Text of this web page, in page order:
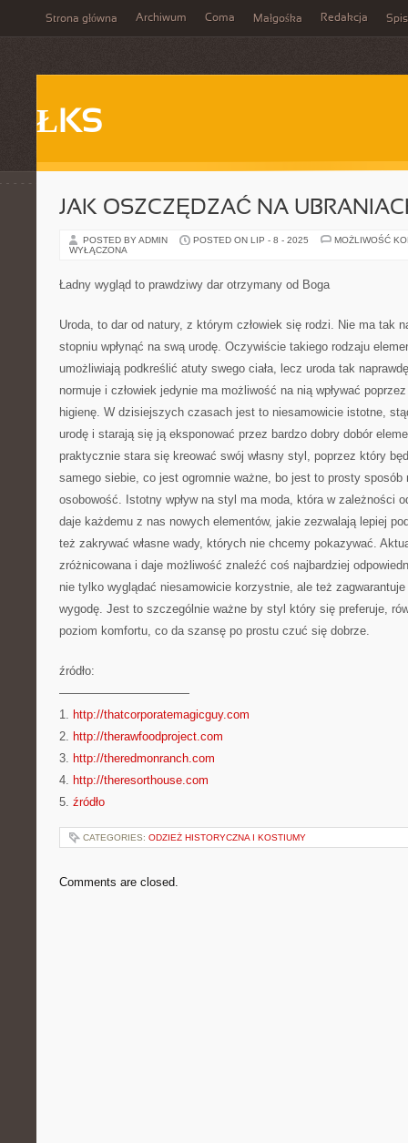
Strona główna Archiwum Coma Małgośka Redakcja
ŁKS
JAK OSZCZĘDZAĆ NA
POSTED BY ADMIN POSTED ON LIP - 8 - 2025
MOŻLIWOŚĆ
WYŁĄCZONA
Ładny wygląd to prawdziwy dar otrzymany od Boga
Uroda, to dar od natury, z którym człowiek się rodzi. Nie ma tak
stopniu wpłynąć na swą urodę. Oczywiście takiego rodzaju
umożliwiają podkreślić atuty swego ciała, lecz uroda tak
normuje i człowiek jedynie ma możliwość na nią wpływać
higienę. W dzisiejszych czasach jest to niesamowicie istotne,
urodę i starają się ją eksponować przez bardzo dobry dobór
praktycznie stara się kreować swój własny styl, poprzez który
samego siebie, co jest ogromnie ważne, bo jest to prosty
osobowość. Istotny wpływ na styl ma moda, która w zależności
daje każdemu z nas nowych elementów, jakie zezwalają lepiej
też zakrywać własne wady, których nie chcemy pokazywać.
zróżnicowana i daje możliwość znaleźć coś najbardziej
nie tylko wyglądać niesamowicie korzystnie, ale też
wygodę. Jest to szczególnie ważne by styl który się preferuje,
poziom komfortu, co da szansę po prostu czuć się dobrze.
źródło:
———————————
1. http://thatcorporatemagicguy.com
2. http://therawfoodproject.com
3. http://theredmonranch.com
4. http://theresorthouse.com
5. źródło
CATEGORIES: ODZIEŻ HISTORYCZNA I KOSTIUMY
Comments are closed.